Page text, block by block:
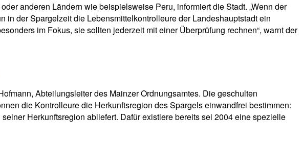
anderen Ländern wie beispielsweise Peru, informiert die Stadt. „Wenn der
in der Spargelzeit die Lebensmittelkontrolleure der Landeshauptstadt ein
im Fokus, sie sollten jederzeit mit einer Überprüfung rechnen“, warnt der
Abteilungsleiter des Mainzer Ordnungsamtes. Die geschulten
die Kontrolleure die Herkunftsregion des Spargels einwandfrei bestimmen:
Herkunftsregion abliefert. Dafür existiere bereits sei 2004 eine spezielle